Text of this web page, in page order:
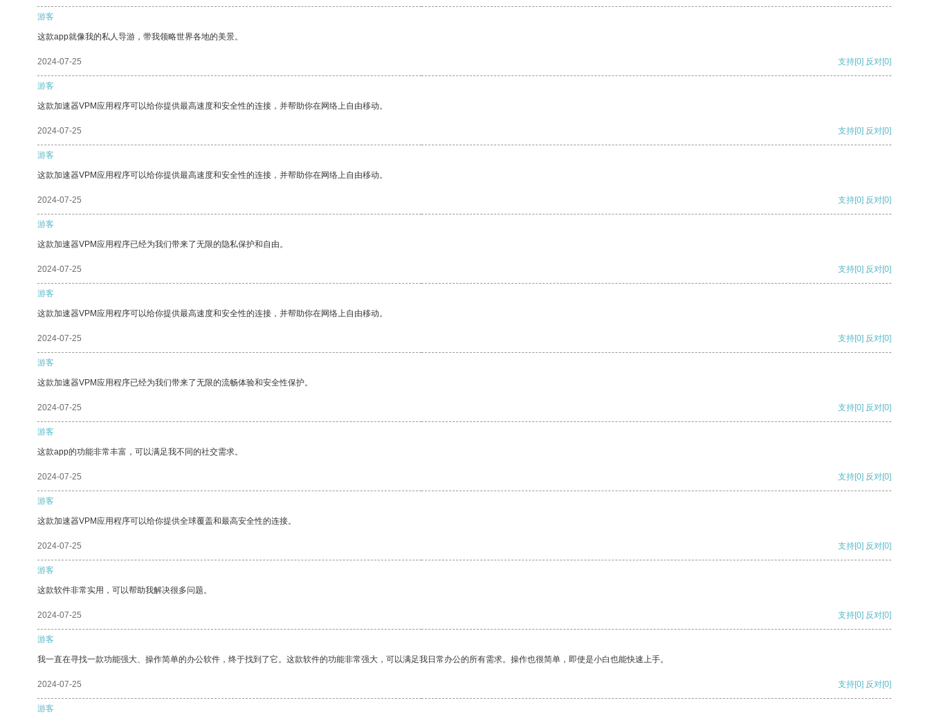
游客
这款app就像我的私人导游，带我领略世界各地的美景。
2024-07-25 支持[0] 反对[0]
游客
这款加速器VPM应用程序可以给你提供最高速度和安全性的连接，并帮助你在网络上自由移动。
2024-07-25 支持[0] 反对[0]
游客
这款加速器VPM应用程序可以给你提供最高速度和安全性的连接，并帮助你在网络上自由移动。
2024-07-25 支持[0] 反对[0]
游客
这款加速器VPM应用程序已经为我们带来了无限的隐私保护和自由。
2024-07-25 支持[0] 反对[0]
游客
这款加速器VPM应用程序可以给你提供最高速度和安全性的连接，并帮助你在网络上自由移动。
2024-07-25 支持[0] 反对[0]
游客
这款加速器VPM应用程序已经为我们带来了无限的流畅体验和安全性保护。
2024-07-25 支持[0] 反对[0]
游客
这款app的功能非常丰富，可以满足我不同的社交需求。
2024-07-25 支持[0] 反对[0]
游客
这款加速器VPM应用程序可以给你提供全球覆盖和最高安全性的连接。
2024-07-25 支持[0] 反对[0]
游客
这款软件非常实用，可以帮助我解决很多问题。
2024-07-25 支持[0] 反对[0]
游客
我一直在寻找一款功能强大、操作简单的办公软件，终于找到了它。这款软件的功能非常强大，可以满足我日常办公的所有需求。操作也很简单，即使是小白也能快速上手。
2024-07-25 支持[0] 反对[0]
游客